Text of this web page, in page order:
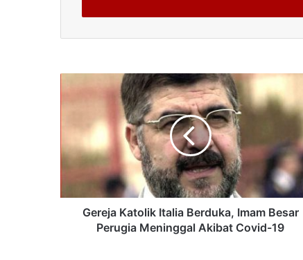
Gereja Katolik Italia Berduka, Imam Besar
Perugia Meninggal Akibat Covid-19